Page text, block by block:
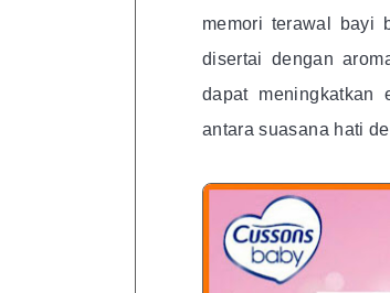
memori terawal bayi
disertai dengan
dapat meningkatkan
antara suasana hati